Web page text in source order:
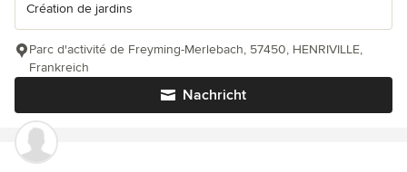
Création de jardins
Nachricht
Parc d'activité de Freyming-Merlebach, 57450, HENRIVILLE,
Frankreich